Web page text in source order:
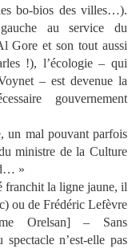
bo-bios des villes…).
au service du
Gore et son tout aussi
!), l’écologie – qui
– est devenue la
gouvernement
mal pouvant parfois
ministre de la Culture
»
la ligne jaune, il
ou de Frédéric Lefèvre
Orelsan] – Sans
n’est-elle pas